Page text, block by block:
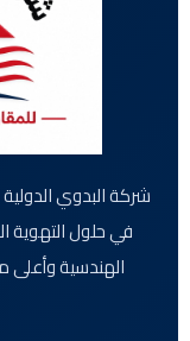
شركة البدوي
في حلول التهوية
الهندسية وأعلى